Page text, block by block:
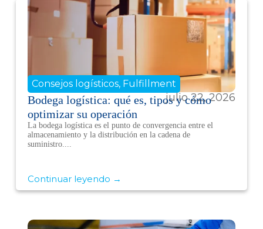
julio 22, 2026
Consejos logísticos, Fulfillment
Bodega logística: qué es, tipos y cómo
optimizar su operación
La bodega logística es el punto de convergencia entre el
almacenamiento y la distribución en la cadena de
suministro....
Continuar leyendo →